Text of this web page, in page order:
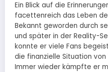
Ein Blick auf die
facettenreich das Leben
Bekannt geworden durch
und später in der Reality-
konnte er viele Fans
die finanzielle Situation
Immer wieder kämpfte er